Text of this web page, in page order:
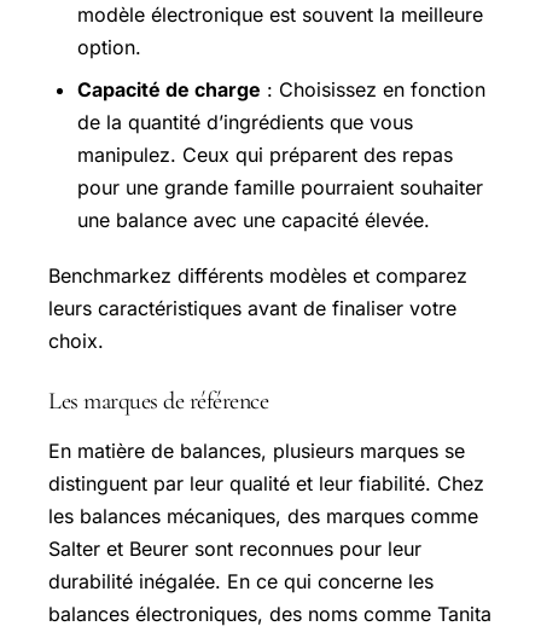
modèle électronique est souvent la meilleure
option.
Capacité de charge : Choisissez en fonction
de la quantité d’ingrédients que vous
manipulez. Ceux qui préparent des repas
pour une grande famille pourraient souhaiter
une balance avec une capacité élevée.
Benchmarkez différents modèles et comparez
leurs caractéristiques avant de finaliser votre
choix.
Les marques de référence
En matière de balances, plusieurs marques se
distinguent par leur qualité et leur fiabilité. Chez
les balances mécaniques, des marques comme
Salter et Beurer sont reconnues pour leur
durabilité inégalée. En ce qui concerne les
balances électroniques, des noms comme Tanita